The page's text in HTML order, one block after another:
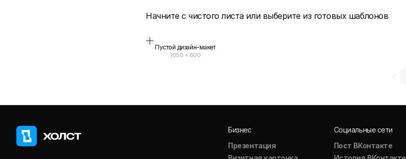
Начните с чистого листа или выберите из готовых шаблонов
Пустой дизайн-макет
1050 × 600
Бизнес
Презентация
Социальные сети
Пост ВКонтакте